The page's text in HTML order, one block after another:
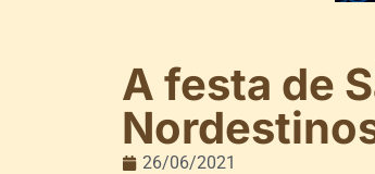
A festa de
26/06/2021